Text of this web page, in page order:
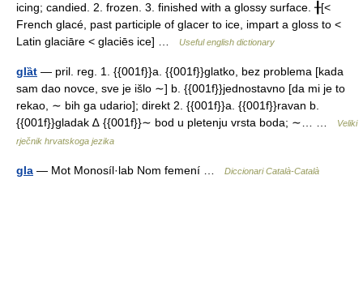
icing; candied. 2. frozen. 3. finished with a glossy surface. ╂[<
French glacé, past participle of glacer to ice, impart a gloss to <
Latin glaciāre < glaciēs ice] …
Useful english dictionary
glȁt — pril. reg. 1. {{001f}}a. {{001f}}glatko, bez problema [kada
sam dao novce, sve je išlo ∼] b. {{001f}}jednostavno [da mi je to
rekao, ∼ bih ga udario]; direkt 2. {{001f}}a. {{001f}}ravan b.
{{001f}}gladak ∆ {{001f}}∼ bod u pletenju vrsta boda; ∼… …
Veliki
rječnik hrvatskoga jezika
gla — Mot Monosíl·lab Nom femení … Diccionari Català-Català